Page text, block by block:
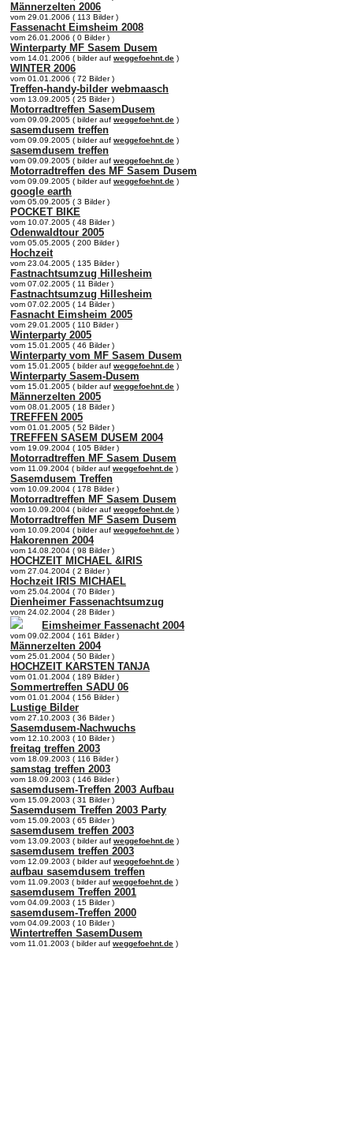
Männerzelten 2006
vom 29.01.2006 ( 113 Bilder )
Fassenacht Eimsheim 2008
vom 26.01.2006 ( 0 Bilder )
Winterparty MF Sasem Dusem
vom 14.01.2006 ( bilder auf weggefoehnt.de )
WINTER 2006
vom 01.01.2006 ( 72 Bilder )
Treffen-handy-bilder webmaasch
vom 13.09.2005 ( 25 Bilder )
Motorradtreffen SasemDusem
vom 09.09.2005 ( bilder auf weggefoehnt.de )
sasemdusem treffen
vom 09.09.2005 ( bilder auf weggefoehnt.de )
sasemdusem treffen
vom 09.09.2005 ( bilder auf weggefoehnt.de )
Motorradtreffen des MF Sasem Dusem
vom 09.09.2005 ( bilder auf weggefoehnt.de )
google earth
vom 05.09.2005 ( 3 Bilder )
POCKET BIKE
vom 10.07.2005 ( 48 Bilder )
Odenwaldtour 2005
vom 05.05.2005 ( 200 Bilder )
Hochzeit
vom 23.04.2005 ( 135 Bilder )
Fastnachtsumzug Hillesheim
vom 07.02.2005 ( 11 Bilder )
Fastnachtsumzug Hillesheim
vom 07.02.2005 ( 14 Bilder )
Fasnacht Eimsheim 2005
vom 29.01.2005 ( 110 Bilder )
Winterparty 2005
vom 15.01.2005 ( 46 Bilder )
Winterparty vom MF Sasem Dusem
vom 15.01.2005 ( bilder auf weggefoehnt.de )
Winterparty Sasem-Dusem
vom 15.01.2005 ( bilder auf weggefoehnt.de )
Männerzelten 2005
vom 08.01.2005 ( 18 Bilder )
TREFFEN 2005
vom 01.01.2005 ( 52 Bilder )
TREFFEN SASEM DUSEM 2004
vom 19.09.2004 ( 105 Bilder )
Motorradtreffen MF Sasem Dusem
vom 11.09.2004 ( bilder auf weggefoehnt.de )
Sasemdusem Treffen
vom 10.09.2004 ( 178 Bilder )
Motorradtreffen MF Sasem Dusem
vom 10.09.2004 ( bilder auf weggefoehnt.de )
Motorradtreffen MF Sasem Dusem
vom 10.09.2004 ( bilder auf weggefoehnt.de )
Hakorennen 2004
vom 14.08.2004 ( 98 Bilder )
HOCHZEIT MICHAEL &IRIS
vom 27.04.2004 ( 2 Bilder )
Hochzeit IRIS MICHAEL
vom 25.04.2004 ( 70 Bilder )
Dienheimer Fassenachtsumzug
vom 24.02.2004 ( 28 Bilder )
Eimsheimer Fassenacht 2004
vom 09.02.2004 ( 161 Bilder )
Männerzelten 2004
vom 25.01.2004 ( 50 Bilder )
HOCHZEIT KARSTEN TANJA
vom 01.01.2004 ( 189 Bilder )
Sommertreffen SADU 06
vom 01.01.2004 ( 156 Bilder )
Lustige Bilder
vom 27.10.2003 ( 36 Bilder )
Sasemdusem-Nachwuchs
vom 12.10.2003 ( 10 Bilder )
freitag treffen 2003
vom 18.09.2003 ( 116 Bilder )
samstag treffen 2003
vom 18.09.2003 ( 146 Bilder )
sasemdusem-Treffen 2003 Aufbau
vom 15.09.2003 ( 31 Bilder )
Sasemdusem Treffen 2003 Party
vom 15.09.2003 ( 65 Bilder )
sasemdusem treffen 2003
vom 13.09.2003 ( bilder auf weggefoehnt.de )
sasemdusem treffen 2003
vom 12.09.2003 ( bilder auf weggefoehnt.de )
aufbau sasemdusem treffen
vom 11.09.2003 ( bilder auf weggefoehnt.de )
sasemdusem Treffen 2001
vom 04.09.2003 ( 15 Bilder )
sasemdusem-Treffen 2000
vom 04.09.2003 ( 10 Bilder )
Wintertreffen SasemDusem
vom 11.01.2003 ( bilder auf weggefoehnt.de )